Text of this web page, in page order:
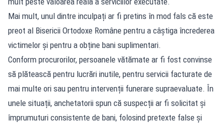
Mai mult, unul dintre inculpați ar fi pretins în mod fals că este
preot al Bisericii Ortodoxe Române pentru a câștiga încrederea
victimelor și pentru a obține bani suplimentari.
Conform procurorilor, persoanele vătămate ar fi fost convinse
să plătească pentru lucrări inutile, pentru servicii facturate de
mai multe ori sau pentru intervenții funerare supraevaluate. În
unele situații, anchetatorii spun că suspecții ar fi solicitat și
împrumuturi consistente de bani, folosind pretexte false și